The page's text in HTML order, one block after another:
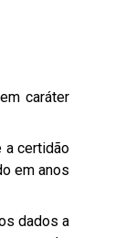
caráter
a certidão
em anos
dados a